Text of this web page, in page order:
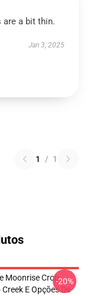
are a bit thin.
Jan 3, 2025
1 / 1
Moonrise Crop
E Opções De
-20%